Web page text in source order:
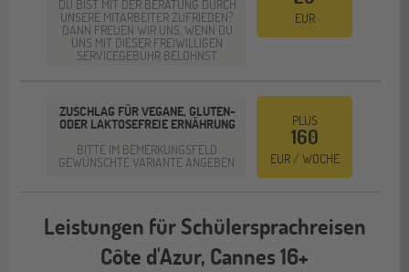
DU BIST MIT DER BERATUNG DURCH
UNSERE MITARBEITER ZUFRIEDEN?
DANN FREUEN WIR UNS, WENN DU
UNS MIT DIESER FREIWILLIGEN
SERVICEGEBÜHR BELOHNST.
EUR
ZUSCHLAG FÜR VEGANE, GLUTEN-
ODER LAKTOSEFREIE ERNÄHRUNG
BITTE IM BEMERKUNGSFELD
GEWÜNSCHTE VARIANTE ANGEBEN.
PLUS
160
EUR / WOCHE
Leistungen für Schülersprachreisen
Côte d'Azur, Cannes 16+